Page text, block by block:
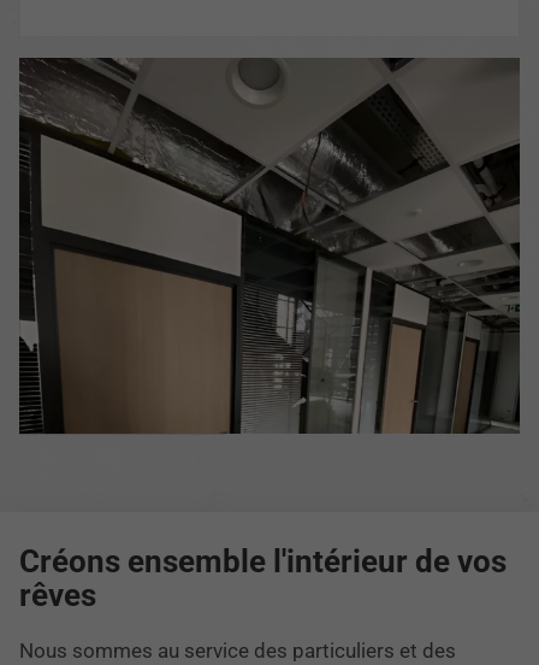
Créons ensemble l'intérieur de vos
rêves
Nous sommes au service des particuliers et des